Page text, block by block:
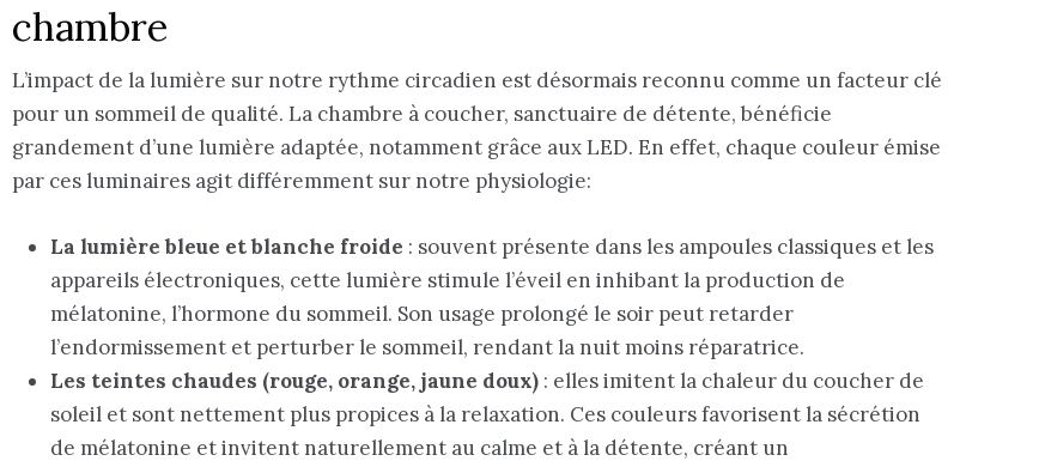
chambre
L’impact de la lumière sur notre rythme circadien est désormais reconnu comme un facteur clé
pour un sommeil de qualité. La chambre à coucher, sanctuaire de détente, bénéficie
grandement d’une lumière adaptée, notamment grâce aux LED. En effet, chaque couleur émise
par ces luminaires agit différemment sur notre physiologie:
La lumière bleue et blanche froide : souvent présente dans les ampoules classiques et les
appareils électroniques, cette lumière stimule l’éveil en inhibant la production de
mélatonine, l’hormone du sommeil. Son usage prolongé le soir peut retarder
l’endormissement et perturber le sommeil, rendant la nuit moins réparatrice.
Les teintes chaudes (rouge, orange, jaune doux) : elles imitent la chaleur du coucher de
soleil et sont nettement plus propices à la relaxation. Ces couleurs favorisent la sécrétion
de mélatonine et invitent naturellement au calme et à la détente, créant un